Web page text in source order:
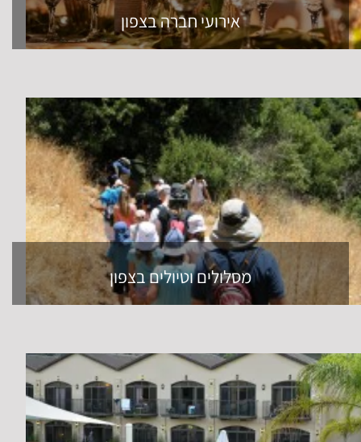
אירועי חברה בצפון
מסלולים וטיולים בצפון